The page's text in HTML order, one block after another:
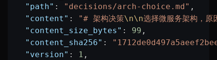
  "path"
: "decisions/arch-choice.md" ,
  "content"
: "# 架构决策\n\n选择微服务架构，原
  "content_size_bytes"
: 99 ,
  "content_sha256"
:
  "version"
: 1 ,